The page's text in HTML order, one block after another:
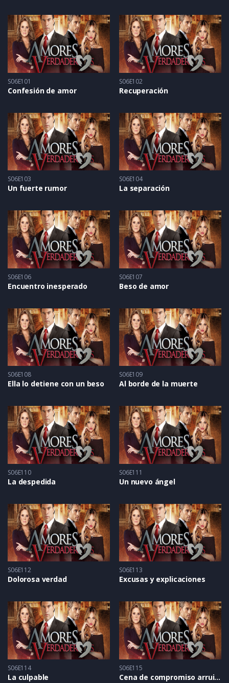
S06E101
Confesión de amor
S06E102
Recuperación
S06E103
Un fuerte rumor
S06E104
La separación
S06E106
Encuentro inesperado
S06E107
Beso de amor
S06E108
Ella lo detiene con un beso
S06E109
Al borde de la muerte
S06E110
La despedida
S06E111
Un nuevo ángel
S06E112
Dolorosa verdad
S06E113
Excusas y explicaciones
S06E114
La culpable
S06E115
Cena de compromiso arruinada